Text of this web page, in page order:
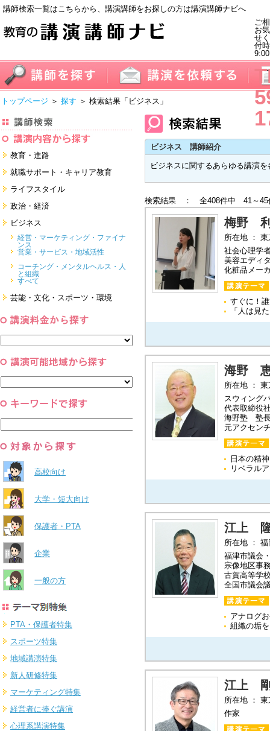
講師検索一覧はこちらから、講演講師をお探しの方は講演講師ナビへ
ご
お
せ
付
トップページ ＞ 探す ＞ 検索結果 「ビジネス」
教育・進路
進学・受験
教員・保護者
すべて
就職サポート・キャリア教育
就職サポートツール対策
面接・ディスカッション・マナー
対策
ライフスタイル
健康・美容・女性・食育
看護・介護・ボランティア
家族・住まい・デザイン・マネー
モチベーション・経験・夢
すべて
政治・経済
国際
日本
すべて
ビジネス
経営・マーケティング・ファイナ
ンス
営業・サービス・地域活性
コーチング・メンタルヘルス・人
と組織
すべて
芸能・文化・スポーツ・環境
スポーツ
すべて
高校向け
大学・短大向け
保護者・PTA
企業
一般の方
PTA・保護者特集
スポーツ特集
地域講演特集
新人研修特集
マーケティング特集
経営者に捧ぐ講演
心理系講演特集
ビジネス 講師紹介
ビジネスに関するあらゆる講演
検索結果 ： 全408件中 41～45
梅野
所在地 ：
社会心理学
美容エディ
化粧品メー
すぐに！
「人は見
海野
所在地 ：
スウィング
代表取締役
海野塾 塾
元アクセン
日本の精
リベラル
江上
所在地 ：
福津市議会
宗像地区事
古賀高等学
全国市議会
アナログ
組織の垢
江上
所在地 ：
作家